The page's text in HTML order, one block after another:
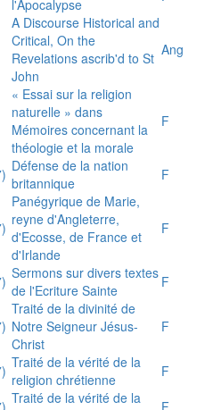
l'Apocalypse
A Discourse Historical and
Critical, On the
Revelations ascrib'd to St
John
Ang
« Essai sur la religion
naturelle » dans
Mémoires concernant la
théologie et la morale
F
Défense de la nation
britannique
F
Panégyrique de Marie,
reyne d'Angleterre,
d'Ecosse, de France et
d'Irlande
F
Sermons sur divers textes
de l'Ecriture Sainte
F
Traité de la divinité de
Notre Seigneur Jésus-
Christ
F
Traité de la vérité de la
religion chrétienne
F
Traité de la vérité de la
F